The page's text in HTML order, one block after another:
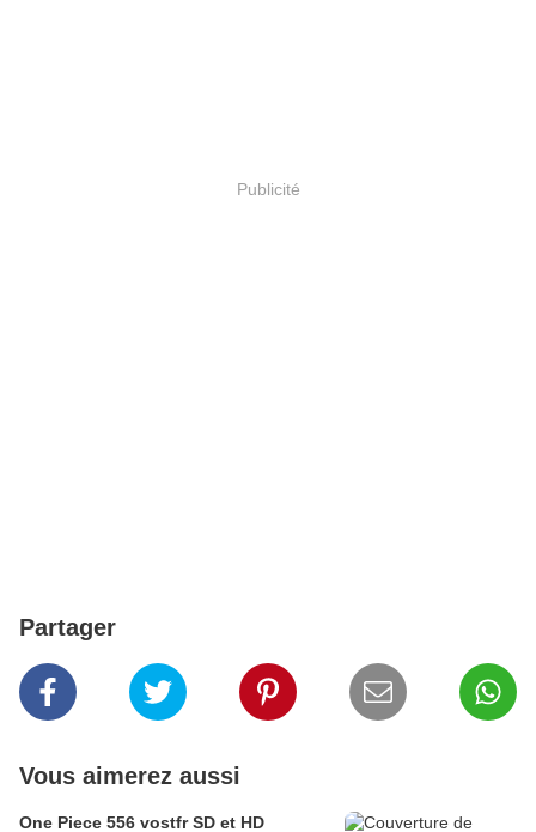
Publicité
Partager
Vous aimerez aussi
One Piece 556 vostfr SD et HD